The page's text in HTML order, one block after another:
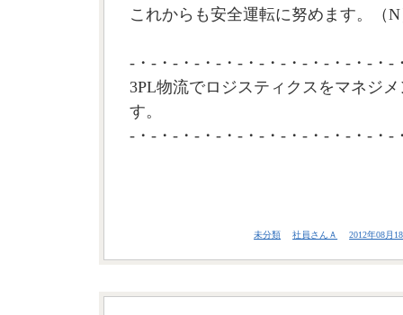
これからも安全運転に努めます。（
-・-・-・-・-・-・-・-・-・-・-・-・-
3PL物流でロジスティクスをマネジ
す。
-・-・-・-・-・-・-・-・-・-・-・-・-
未分類 社員さんＡ 2012年08月